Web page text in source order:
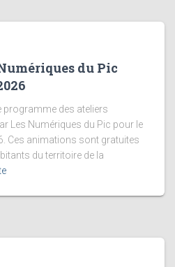
du Pic
programme des ateliers
Les Numériques du Pic pour le
Ces animations sont gratuites
du territoire de la